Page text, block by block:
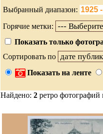
Выбранный диапазон:
Горячие метки:
Показать только
Сортировать по
Показать на ленте
Найдено: 2 ретро